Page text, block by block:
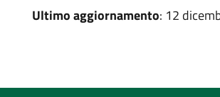
Ultimo aggiornamento: 12